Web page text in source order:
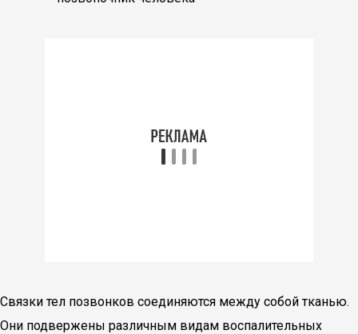
Связки тел позвонков соединяются между собой тканью.
Они подвержены различным видам воспалительных